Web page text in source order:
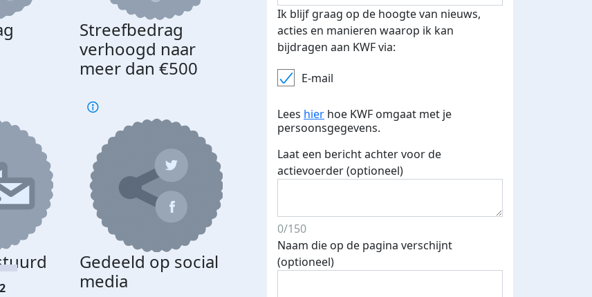
Streefbedrag
verhoogd naar
meer dan €500
Gedeeld op social
media
Ik blijf graag op de hoogte van nieuws,
acties en manieren waarop ik kan
bijdragen aan KWF via:
E-mail
Lees hier hoe KWF omgaat met je
persoonsgegevens.
Laat een bericht achter voor de
actievoerder (optioneel)
0/150
Naam die op de pagina verschijnt
(optioneel)